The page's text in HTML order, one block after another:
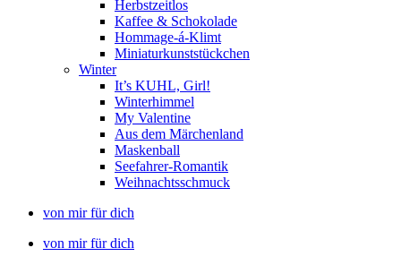
Herbstzeitlos
Kaffee & Schokolade
Hommage-á-Klimt
Miniaturkunststückchen
Winter
It’s KUHL, Girl!
Winterhimmel
My Valentine
Aus dem Märchenland
Maskenball
Seefahrer-Romantik
Weihnachtsschmuck
von mir für dich
von mir für dich